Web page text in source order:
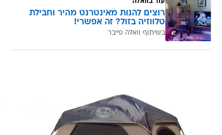
רוצים להנות מאינטרנט מהיר וחבילת
טלווזיה בזול? זה אפשרי!
בשיתוף וואלה פייבר